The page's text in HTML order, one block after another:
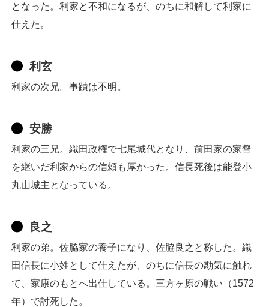
となった。利家と不和になるが、のちに和解して利家に
仕えた。
利玄
利家の次兄。事蹟は不明。
安勝
利家の三兄。織田政権で七尾城代となり、前田家の家督
を継いだ利家からの信頼も厚かった。信長死後は能登小
丸山城主となっている。
良之
利家の弟。佐脇家の養子になり、佐脇良之と称した。織
田信長に小姓として仕えたが、のちに信長の勘気に触れ
て、家康のもとへ出仕している。三方ヶ原の戦い（1572
年）で討死した。